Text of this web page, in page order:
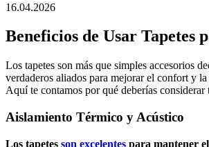
16.04.2026
Beneficios de Usar Tapetes
Los tapetes son más que simples accesorios
verdaderos aliados para mejorar el confort y la
Aquí te contamos por qué deberías considerar
Aislamiento Térmico y Acústico
Los tapetes son excelentes para mantener